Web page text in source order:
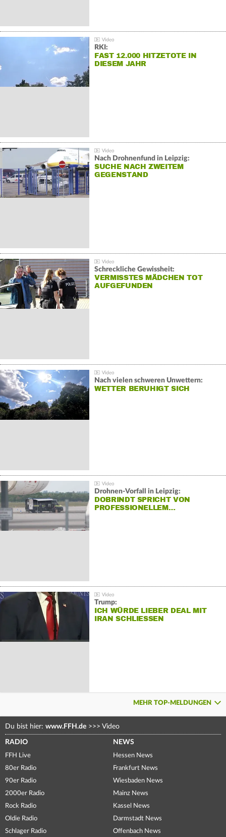
RKI:
FAST 12.000 HITZETOTE IN
DIESEM JAHR
Nach Drohnenfund in Leipzig:
SUCHE NACH ZWEITEM
GEGENSTAND
Schreckliche Gewissheit:
VERMISSTES MÄDCHEN TOT
AUFGEFUNDEN
Nach vielen schweren Unwettern:
WETTER BERUHIGT SICH
Drohnen-Vorfall in Leipzig:
DOBRINDT SPRICHT VON
PROFESSIONELLEM…
Trump:
ICH WÜRDE LIEBER DEAL MIT
IRAN SCHLIESSEN
MEHR TOP-MELDUNGEN
Du bist hier: www.FFH.de >>> Video
RADIO
FFH Live
80er Radio
90er Radio
2000er Radio
Rock Radio
Oldie Radio
Schlager Radio
NEWS
Hessen News
Frankfurt News
Wiesbaden News
Mainz News
Kassel News
Darmstadt News
Offenbach News